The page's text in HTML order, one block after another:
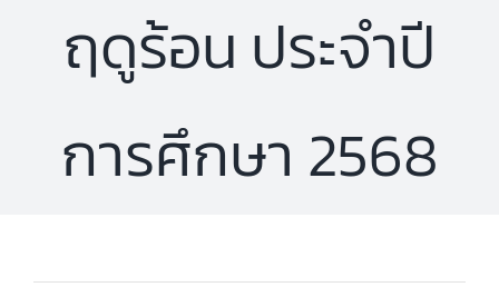
ฤดูร้อน ประจำปี
การศึกษา 2568